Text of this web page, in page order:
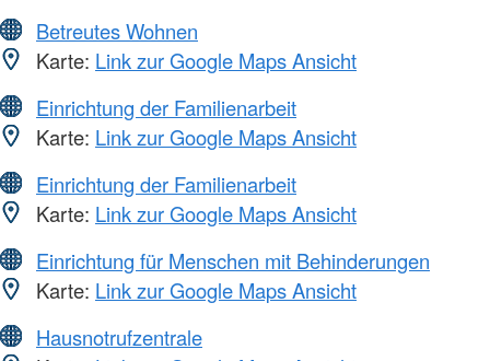
Betreutes Wohnen
Karte: Link zur Google Maps Ansicht
Einrichtung der Familienarbeit
Karte: Link zur Google Maps Ansicht
Einrichtung der Familienarbeit
Karte: Link zur Google Maps Ansicht
Einrichtung für Menschen mit Behinderungen
Karte: Link zur Google Maps Ansicht
Hausnotrufzentrale